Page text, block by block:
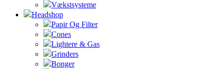
Vækstsysteme
Headshop
Papir Og Filter
Cones
Lightere & Gas
Grinders
Bonger